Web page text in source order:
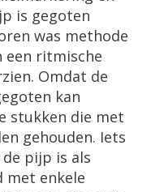
is gegoten
was methode
een ritmische
Omdat de
kan
stukken die met
gehouden. Iets
pijp is als
met enkele